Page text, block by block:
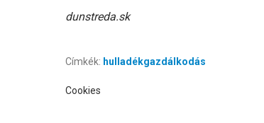
dunstreda.sk
Címkék: hulladékgazdálkodás
Cookies